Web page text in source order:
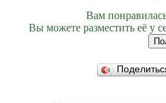
Вам
Вы можете разместить её у